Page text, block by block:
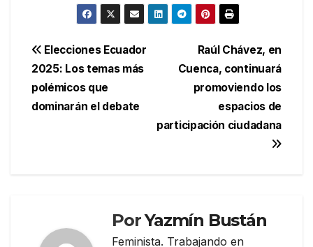
Navegación
de
entradas
Raúl Chávez, en
Cuenca, continuará
promoviendo los
espacios de
participación ciudadana
Elecciones Ecuador
2025: Los temas más
polémicos que
dominarán el debate
PorYazmín Bustán
Feminista. Trabajando en